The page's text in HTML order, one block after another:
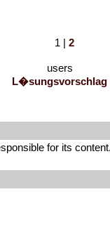
1 | 2
users
L�sungsvorschlag
for its content.